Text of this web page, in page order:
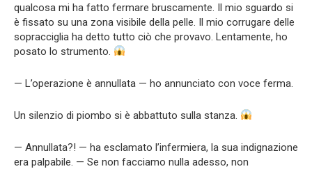
qualcosa mi ha fatto fermare bruscamente. Il mio sguardo si
è fissato su una zona visibile della pelle. Il mio corrugare delle
sopracciglia ha detto tutto ciò che provavo. Lentamente, ho
posato lo strumento.
— L’operazione è annullata — ho annunciato con voce ferma.
Un silenzio di piombo si è abbattuto sulla stanza.
— Annullata?! — ha esclamato l’infermiera, la sua indignazione
era palpabile. — Se non facciamo nulla adesso, non